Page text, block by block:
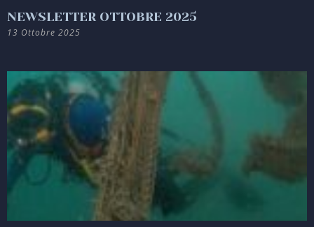
NEWSLETTER OTTOBRE 2025
13 Ottobre 2025